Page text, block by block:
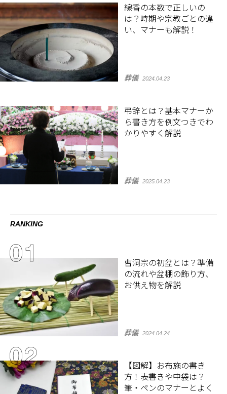
線香の本数で正しいの
は？時期や宗教ごとの違
い、マナーも解説！
葬儀 2024.04.23
弔辞とは？基本マナーか
ら書き方を例文つきでわ
かりやすく解説
葬儀 2025.04.23
RANKING
曹洞宗の初盆とは？準備
の流れや盆棚の飾り方、
お供え物を解説
葬儀 2024.04.24
【図解】お布施の書き
方！表書きや中袋は？
筆・ペンのマナーとよく